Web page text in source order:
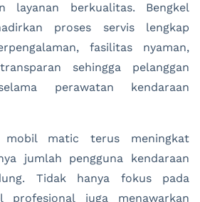
layanan berkualitas. Bengkel
proses servis lengkap
fasilitas nyaman,
sehingga pelanggan
perawatan kendaraan
mobil matic terus meningkat
jumlah pengguna kendaraan
Tidak hanya fokus pada
profesional juga menawarkan